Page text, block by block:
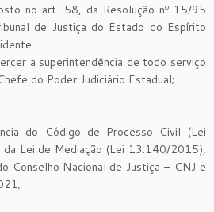
no art. 58, da Resolução nº 15/95
de Justiça do Estado do Espírito
a superintendência de todo serviço
do Poder Judiciário Estadual;
do Código de Processo Civil (Lei
Lei de Mediação (Lei 13.140/2015),
Conselho Nacional de Justiça – CNJ e